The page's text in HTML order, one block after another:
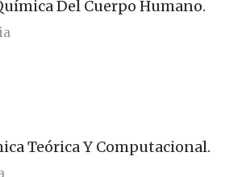
Del Cuerpo Humano.
Teórica Y Computacional.